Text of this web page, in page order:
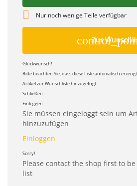
 Nur noch wenige Teile verfügbar
Zur
Glückwunsch!
Bitte beachten Sie, dass diese Liste automatisch
Artikel zur Wunschliste hinzugefügt
Schließen
Einloggen
Sie müssen eingeloggt sein um
hinzuzufügen
Einloggen
Sorry!
Please contact the shop first to
list